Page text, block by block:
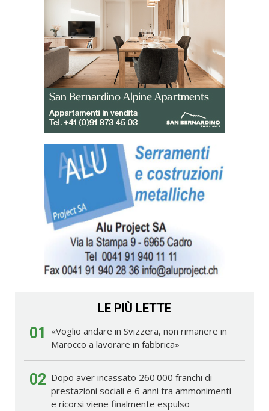
LE PIÙ LETTE
01
«Voglio andare in Svizzera, non rimanere in
Marocco a lavorare in fabbrica»
02 Dopo aver incassato 260'000 franchi di
prestazioni sociali e 6 anni tra ammonimenti
e ricorsi viene finalmente espulso